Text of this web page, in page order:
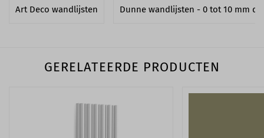
Art Deco wandlijsten Dunne wandlijsten - 0 tot 10 mm dik
GERELATEERDE PRODUCTEN